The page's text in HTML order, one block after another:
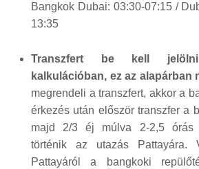
Bangkok Dubai: 03:30-07:15 /
13:35
Transzfert be kell
kalkulációban, ez az alapárban
megrendeli a transzfert, akkor a
érkezés után először transzfer a
majd 2/3 éj múlva 2-2,5 órás
történik az utazás Pattayára.
Pattayáról a bangkoki